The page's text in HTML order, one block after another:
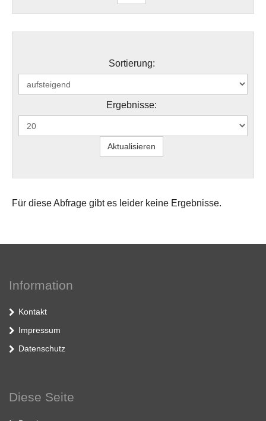
Sortierung:
Ergebnisse:
Für diese Abfrage gibt es leider keine Ergebnisse.
Information
Kontakt
Impressum
Datenschutz
Diese Seite